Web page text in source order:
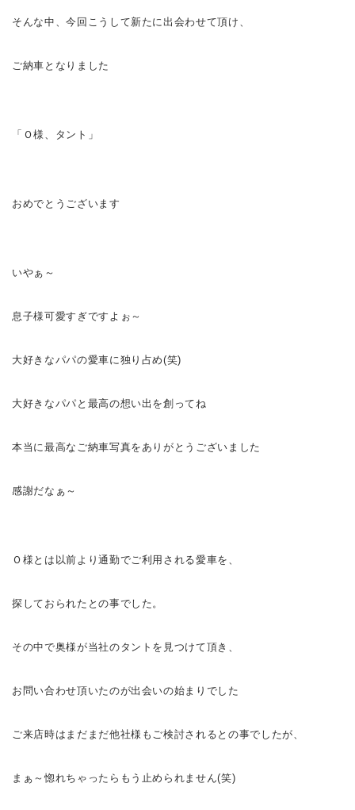
そんな中、今回こうして新たに出会わせて頂け、
ご納車となりました
「Ｏ様、タント」
おめでとうございます
いやぁ～
息子様可愛すぎですよぉ～
大好きなパパの愛車に独り占め(笑)
大好きなパパと最高の想い出を創ってね
本当に最高なご納車写真をありがとうございました
感謝だなぁ～
Ｏ様とは以前より通勤でご利用される愛車を、
探しておられたとの事でした。
その中で奥様が当社のタントを見つけて頂き、
お問い合わせ頂いたのが出会いの始まりでした
ご来店時はまだまだ他社様もご検討されるとの事でしたが、
まぁ～惚れちゃったらもう止められません(笑)